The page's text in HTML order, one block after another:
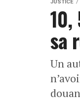
JUSTICE
sa
Un